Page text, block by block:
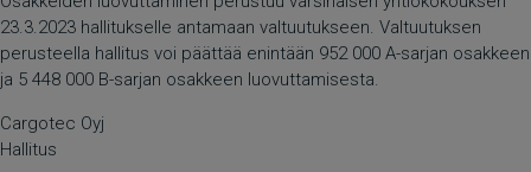
23.3.2023 hallitukselle antamaan valtuutukseen. Valtuutuksen
perusteella hallitus voi päättää enintään 952 000 A-sarjan osakkeen
ja 5 448 000 B-sarjan osakkeen luovuttamisesta.
Cargotec Oyj
Hallitus